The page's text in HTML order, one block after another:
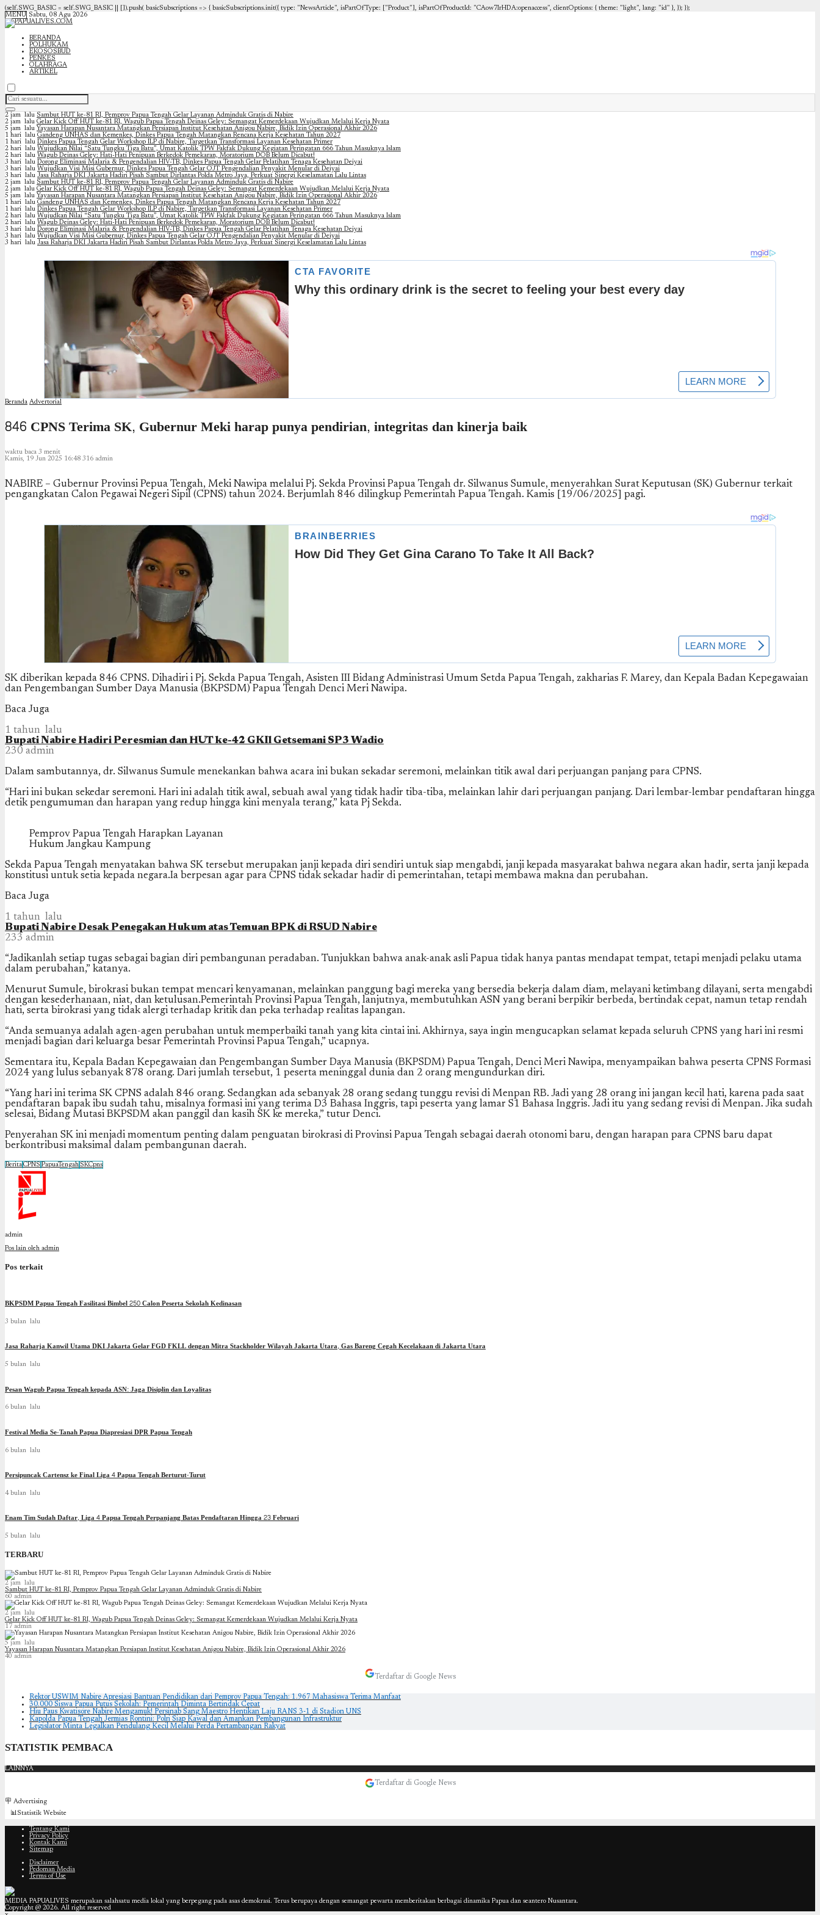
(self.SWG_BASIC = self.SWG_BASIC || []).push( basicSubscriptions => { basicSubscriptions.init({ type: "NewsArticle", isPartOfType: ["Product"], isPartOfProductId: "CAow7IrHDA:openaccess", clientOptions: { theme: "light", lang: "id" }, }); });
MENU Sabtu, 08 Agu 2026
BERANDA
POLHUKAM
EKOSOSBUD
PENKES
OLAHRAGA
ARTIKEL
2 jam lalu Sambut HUT ke-81 RI, Pemprov Papua Tengah Gelar Layanan Adminduk Gratis di Nabire
2 jam lalu Gelar Kick Off HUT ke-81 RI, Wagub Papua Tengah Deinas Geley: Semangat Kemerdekaan Wujudkan Melalui Kerja Nyata
5 jam lalu Yayasan Harapan Nusantara Matangkan Persiapan Institut Kesehatan Anigou Nabire, Bidik Izin Operasional Akhir 2026
1 hari lalu Gandeng UNHAS dan Kemenkes, Dinkes Papua Tengah Matangkan Rencana Kerja Kesehatan Tahun 2027
1 hari lalu Dinkes Papua Tengah Gelar Workshop ILP di Nabire, Targetkan Transformasi Layanan Kesehatan Primer
2 hari lalu Wujudkan Nilai “Satu Tungku Tiga Batu”, Umat Katolik TPW Fakfak Dukung Kegiatan Peringatan 666 Tahun Masuknya Islam
2 hari lalu Wagub Deinas Geley: Hati-Hati Penipuan Berkedok Pemekaran, Moratorium DOB Belum Dicabut!
3 hari lalu Dorong Eliminasi Malaria & Pengendalian HIV-TB, Dinkes Papua Tengah Gelar Pelatihan Tenaga Kesehatan Deiyai
3 hari lalu Wujudkan Visi Misi Gubernur, Dinkes Papua Tengah Gelar OJT Pengendalian Penyakit Menular di Deiyai
3 hari lalu Jasa Raharja DKI Jakarta Hadiri Pisah Sambut Dirlantas Polda Metro Jaya, Perkuat Sinergi Keselamatan Lalu Lintas
2 jam lalu Sambut HUT ke-81 RI, Pemprov Papua Tengah Gelar Layanan Adminduk Gratis di Nabire
2 jam lalu Gelar Kick Off HUT ke-81 RI, Wagub Papua Tengah Deinas Geley: Semangat Kemerdekaan Wujudkan Melalui Kerja Nyata
5 jam lalu Yayasan Harapan Nusantara Matangkan Persiapan Institut Kesehatan Anigou Nabire, Bidik Izin Operasional Akhir 2026
1 hari lalu Gandeng UNHAS dan Kemenkes, Dinkes Papua Tengah Matangkan Rencana Kerja Kesehatan Tahun 2027
1 hari lalu Dinkes Papua Tengah Gelar Workshop ILP di Nabire, Targetkan Transformasi Layanan Kesehatan Primer
2 hari lalu Wujudkan Nilai “Satu Tungku Tiga Batu”, Umat Katolik TPW Fakfak Dukung Kegiatan Peringatan 666 Tahun Masuknya Islam
2 hari lalu Wagub Deinas Geley: Hati-Hati Penipuan Berkedok Pemekaran, Moratorium DOB Belum Dicabut!
3 hari lalu Dorong Eliminasi Malaria & Pengendalian HIV-TB, Dinkes Papua Tengah Gelar Pelatihan Tenaga Kesehatan Deiyai
3 hari lalu Wujudkan Visi Misi Gubernur, Dinkes Papua Tengah Gelar OJT Pengendalian Penyakit Menular di Deiyai
3 hari lalu Jasa Raharja DKI Jakarta Hadiri Pisah Sambut Dirlantas Polda Metro Jaya, Perkuat Sinergi Keselamatan Lalu Lintas
Beranda Advertorial
846 CPNS Terima SK, Gubernur Meki harap punya pendirian, integritas dan kinerja baik
waktu baca 3 menit
Kamis, 19 Jun 2025 16:48 316 admin
NABIRE – Gubernur Provinsi Pepua Tengah, Meki Nawipa melalui Pj. Sekda Provinsi Papua Tengah dr. Silwanus Sumule, menyerahkan Surat Keputusan (SK) Gubernur terkait
pengangkatan Calon Pegawai Negeri Sipil (CPNS) tahun 2024. Berjumlah 846 dilingkup Pemerintah Papua Tengah. Kamis [19/06/2025] pagi.
SK diberikan kepada 846 CPNS. Dihadiri i Pj. Sekda Papua Tengah, Asisten III Bidang Administrasi Umum Setda Papua Tengah, zakharias F. Marey, dan Kepala Badan Kepegawaian
dan Pengembangan Sumber Daya Manusia (BKPSDM) Papua Tengah Denci Meri Nawipa.
Baca Juga
1 tahun lalu
Bupati Nabire Hadiri Peresmian dan HUT ke-42 GKIl Getsemani SP3 Wadio
230 admin
Dalam sambutannya, dr. Silwanus Sumule menekankan bahwa acara ini bukan sekadar seremoni, melainkan titik awal dari perjuangan panjang para CPNS.
“Hari ini bukan sekedar seremoni. Hari ini adalah titik awal, sebuah awal yang tidak hadir tiba-tiba, melainkan lahir dari perjuangan panjang. Dari lembar-lembar pendaftaran hingga
detik pengumuman dan harapan yang redup hingga kini menyala terang,” kata Pj Sekda.
Pemprov Papua Tengah Harapkan Layanan
Hukum Jangkau Kampung
Sekda Papua Tengah menyatakan bahwa SK tersebut merupakan janji kepada diri sendiri untuk siap mengabdi, janji kepada masyarakat bahwa negara akan hadir, serta janji kepada
konstitusi untuk setia kepada negara.Ia berpesan agar para CPNS tidak sekadar hadir di pemerintahan, tetapi membawa makna dan perubahan.
Baca Juga
1 tahun lalu
Bupati Nabire Desak Penegakan Hukum atas Temuan BPK di RSUD Nabire
233 admin
“Jadikanlah setiap tugas sebagai bagian diri pembangunan peradaban. Tunjukkan bahwa anak-anak asli Papua tidak hanya pantas mendapat tempat, tetapi menjadi pelaku utama
dalam perubahan,” katanya.
Menurut Sumule, birokrasi bukan tempat mencari kenyamanan, melainkan panggung bagi mereka yang bersedia bekerja dalam diam, melayani ketimbang dilayani, serta mengabdi
dengan kesederhanaan, niat, dan ketulusan.Pemerintah Provinsi Papua Tengah, lanjutnya, membutuhkan ASN yang berani berpikir berbeda, bertindak cepat, namun tetap rendah
hati, serta birokrasi yang tidak alergi terhadap kritik dan peka terhadap realitas lapangan.
“Anda semuanya adalah agen-agen perubahan untuk memperbaiki tanah yang kita cintai ini. Akhirnya, saya ingin mengucapkan selamat kepada seluruh CPNS yang hari ini resmi
menjadi bagian dari keluarga besar Pemerintah Provinsi Papua Tengah,” ucapnya.
Sementara itu, Kepala Badan Kepegawaian dan Pengembangan Sumber Daya Manusia (BKPSDM) Papua Tengah, Denci Meri Nawipa, menyampaikan bahwa peserta CPNS Formasi
2024 yang lulus sebanyak 878 orang. Dari jumlah tersebut, 1 peserta meninggal dunia dan 2 orang mengundurkan diri.
“Yang hari ini terima SK CPNS adalah 846 orang. Sedangkan ada sebanyak 28 orang sedang tunggu revisi di Menpan RB. Jadi yang 28 orang ini jangan kecil hati, karena pada saat
pendaftaran bapak ibu sudah tahu, misalnya formasi ini yang terima D3 Bahasa Inggris, tapi peserta yang lamar S1 Bahasa Inggris. Jadi itu yang sedang revisi di Menpan. Jika sudah
selesai, Bidang Mutasi BKPSDM akan panggil dan kasih SK ke mereka,” tutur Denci.
Penyerahan SK ini menjadi momentum penting dalam penguatan birokrasi di Provinsi Papua Tengah sebagai daerah otonomi baru, dengan harapan para CPNS baru dapat
berkontribusi maksimal dalam pembangunan daerah.
BeritaCPNS PapuaTengah SKCpns
admin
Pos lain oleh admin
Pos terkait
BKPSDM Papua Tengah Fasilitasi Bimbel 250 Calon Peserta Sekolah Kedinasan
3 bulan lalu
Jasa Raharja Kanwil Utama DKI Jakarta Gelar FGD FKLL dengan Mitra Stackholder Wilayah Jakarta Utara, Gas Bareng Cegah Kecelakaan di Jakarta Utara
5 bulan lalu
Pesan Wagub Papua Tengah kepada ASN: Jaga Disiplin dan Loyalitas
6 bulan lalu
Festival Media Se-Tanah Papua Diapresiasi DPR Papua Tengah
6 bulan lalu
Persipuncak Cartensz ke Final Liga 4 Papua Tengah Berturut-Turut
4 bulan lalu
Enam Tim Sudah Daftar, Liga 4 Papua Tengah Perpanjang Batas Pendaftaran Hingga 23 Februari
5 bulan lalu
TERBARU
2 jam lalu
Sambut HUT ke-81 RI, Pemprov Papua Tengah Gelar Layanan Adminduk Gratis di Nabire
60 admin
2 jam lalu
Gelar Kick Off HUT ke-81 RI, Wagub Papua Tengah Deinas Geley: Semangat Kemerdekaan Wujudkan Melalui Kerja Nyata
17 admin
5 jam lalu
Yayasan Harapan Nusantara Matangkan Persiapan Institut Kesehatan Anigou Nabire, Bidik Izin Operasional Akhir 2026
40 admin
Terdaftar di Google News
Rektor USWIM Nabire Apresiasi Bantuan Pendidikan dari Pemprov Papua Tengah: 1.967 Mahasiswa Terima Manfaat
30.000 Siswa Papua Putus Sekolah: Pemerintah Diminta Bertindak Cepat
Hiu Paus Kwatisore Nabire Mengamuk! Persinab Sang Maestro Hentikan Laju RANS 3-1 di Stadion UNS
Kapolda Papua Tengah Jermias Rontini: Polri Siap Kawal dan Amankan Pembangunan Infrastruktur
Legislator Minta Legalkan Pendulang Kecil Melalui Perda Pertambangan Rakyat
STATISTIK PEMBACA
LAINNYA
Terdaftar di Google News
🪧 Advertising
📊Statistik Website
Tentang Kami
Privacy Policy
Kontak Kami
Sitemap
Disclaimer
Pedoman Media
Terms of Use
MEDIA PAPUALIVES merupakan salahsatu media lokal yang berpegang pada asas demokrasi. Terus berupaya dengan semangat pewarta memberitakan berbagai dinamika Papua dan seantero Nusantara.
Copyright @ 2026. All right reserved